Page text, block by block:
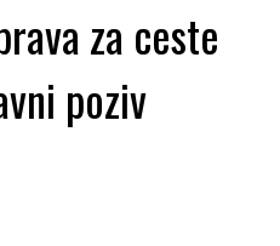
za ceste
poziv